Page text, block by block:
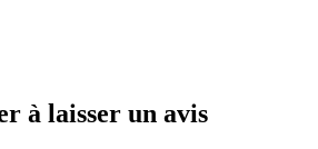
à laisser un avis